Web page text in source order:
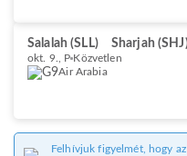
Salalah (SLL) Sharjah
okt. 9., P Közvetlen
Air Arabia
Felhívjuk figyelmét, hogy